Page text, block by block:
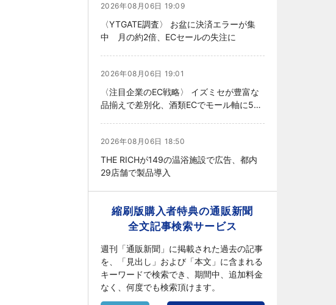
2026年08月06日 19:09
〈YTGATE調査〉 お盆に決済エラーが集
中 月の約2倍、ECセールの失注に
2026年08月06日 19:01
〈注目企業のEC戦略〉 イズミセが豊富な
品揃えで差別化、酒類ECでモール軸に50
2026年08月06日 18:50
THE RICHが149の温浴施設で広告、都内
29店舗で製品導入
縮刷版購入者特典の通販新聞
全文記事検索サービス
週刊「通販新聞」に掲載された過去の記事
を、「見出し」および「本文」に含まれる
キーワードで検索でき、期間中、追加料金
なく、何度でも検索頂けます。